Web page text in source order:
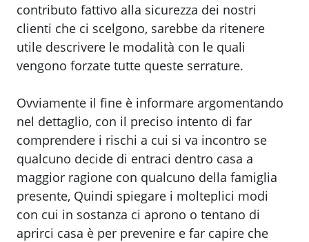
contributo fattivo alla sicurezza dei nostri
clienti che ci scelgono, sarebbe da ritenere
utile descrivere le modalità con le quali
vengono forzate tutte queste serrature.
Ovviamente il fine è informare argomentando
nel dettaglio, con il preciso intento di far
comprendere i rischi a cui si va incontro se
qualcuno decide di entraci dentro casa a
maggior ragione con qualcuno della famiglia
presente, Quindi spiegare i molteplici modi
con cui in sostanza ci aprono o tentano di
aprirci casa è per prevenire e far capire che